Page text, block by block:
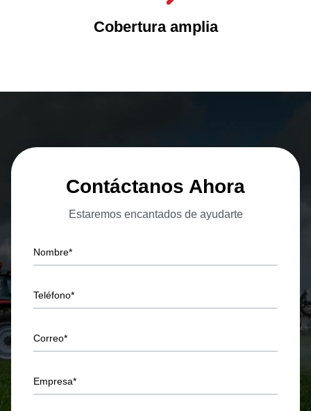
Cobertura amplia
Contáctanos Ahora
Estaremos encantados de ayudarte
Nombre*
Teléfono*
Correo*
Empresa*